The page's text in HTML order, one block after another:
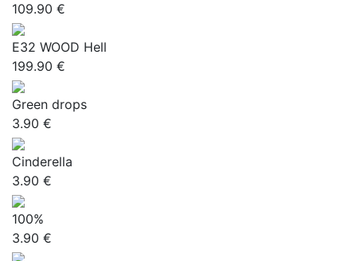
109.90 €
E32 WOOD Hell
199.90 €
Green drops
3.90 €
Cinderella
3.90 €
100%
3.90 €